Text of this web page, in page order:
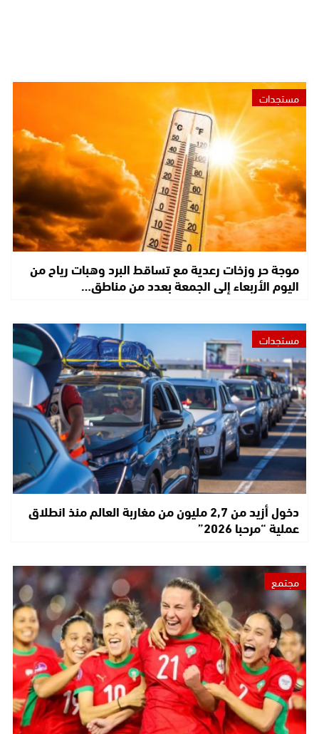
مستجدات
موجة حر وزخات رعدية مع تساقط البرد وهبات رياح من
اليوم الأربعاء إلى الجمعة بعدد من مناطق…
مستجدات
دخول أزيد من 2,7 مليون من مغاربة العالم منذ انطلاق
عملية “مرحبا 2026”
مجتمع